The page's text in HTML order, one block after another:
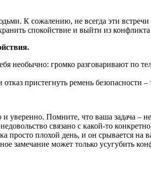
К сожалению, не всегда эти
спокойствие и выйти из
необычно: громко разговаривают по
пристегнуть ремень безопасности
уверенно. Помните, что ваша задача –
связано с какой-то
просто плохой день, и он срывается на
замечание может только усугубить